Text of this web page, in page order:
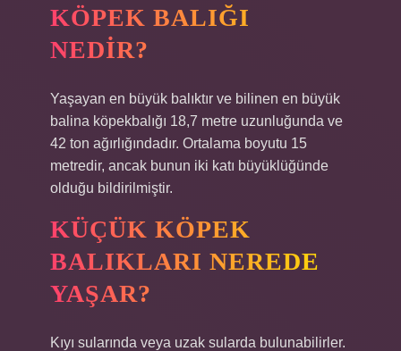
KÖPEK BALIĞI
NEDIR?
Yaşayan en büyük balıktır ve bilinen en büyük
balina köpekbalığı 18,7 metre uzunluğunda ve
42 ton ağırlığındadır. Ortalama boyutu 15
metredir, ancak bunun iki katı büyüklüğünde
olduğu bildirilmiştir.
KÜÇÜK KÖPEK
BALIKLARI NEREDE
YAŞAR?
Kıyı sularında veya uzak sularda bulunabilirler.